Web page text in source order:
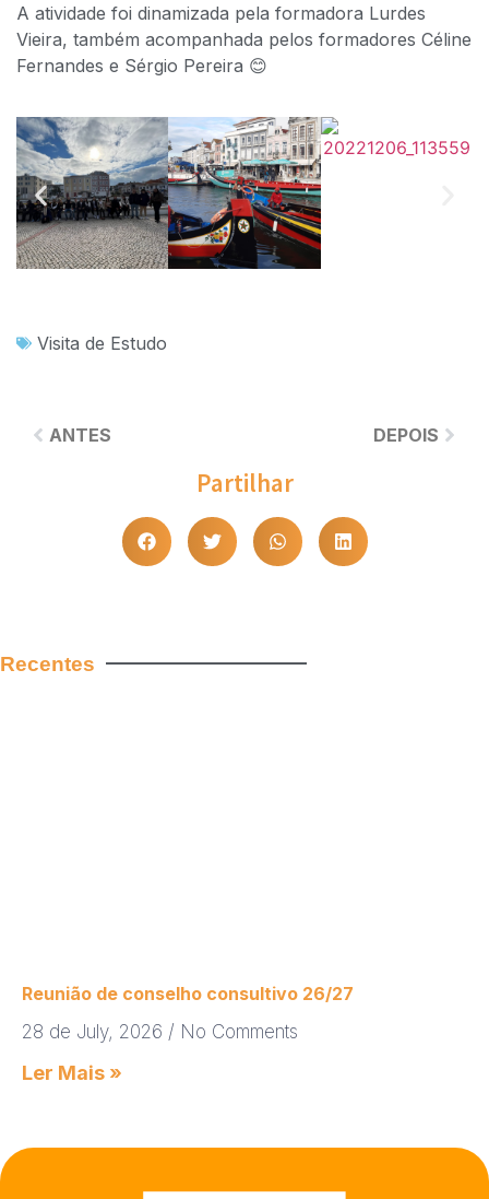
A atividade foi dinamizada pela formadora Lurdes
Vieira, também acompanhada pelos formadores Céline
Fernandes e Sérgio Pereira 😊
Visita de Estudo
ANTES DEPOIS
Partilhar
Recentes
Reunião de conselho consultivo 26/27
28 de July, 2026
No Comments
Ler Mais »